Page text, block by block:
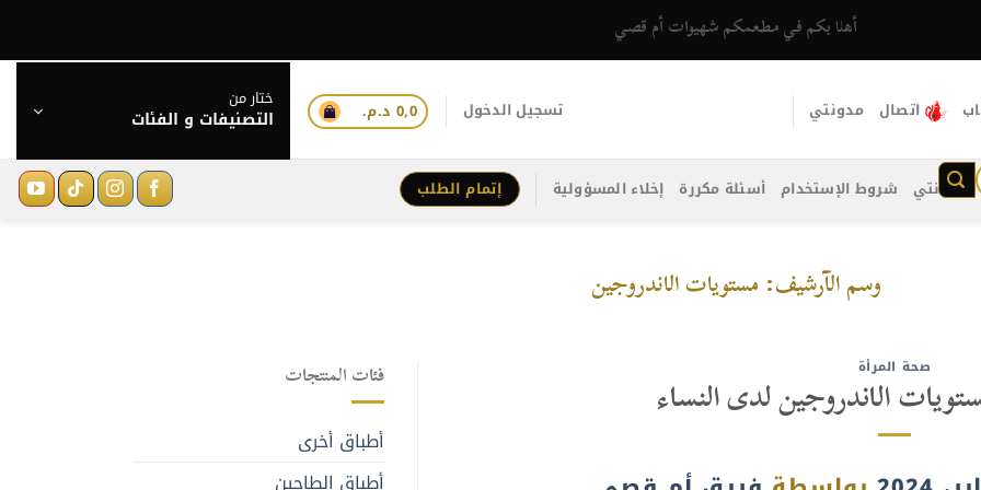
أهلا بكم في مطعمكم شهيوات أم قصي
اتصال مدونتي تسجيل الدخول 0,0 د.م. ختار من
التصنيفات و الفئات
مدونتي شروط الإستخدام أسئلة مكررة إخلاء المسؤولية إتمام الطلب
وسم الآرشيف: مستويات الاندروجين
صحة المرأة
الاندروجين لدى النساء فئات المنتجات
أطباق أخرى
أطباق الطاجين